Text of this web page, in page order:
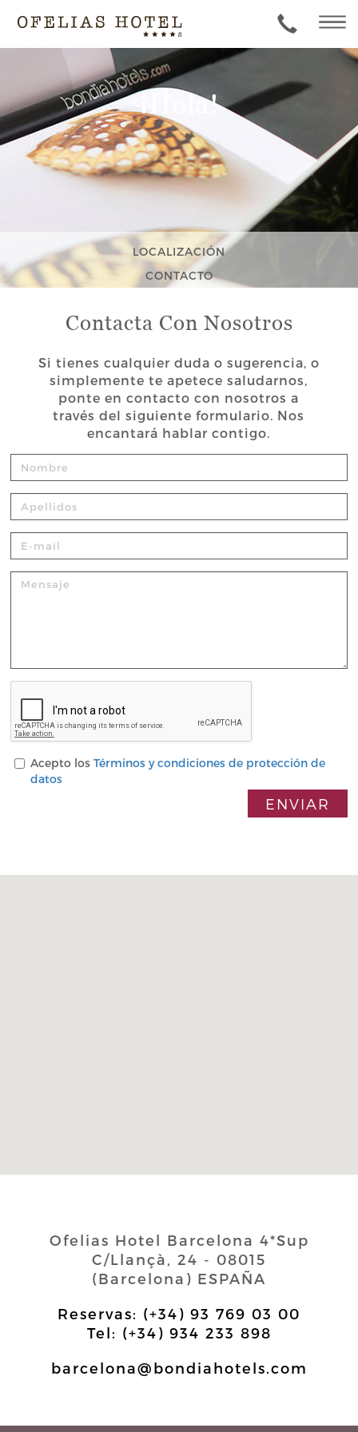
¡Hola!
LOCALIZACIÓN
CONTACTO
Contacta Con Nosotros
Si tienes cualquier duda o sugerencia, o
simplemente te apetece saludarnos,
ponte en contacto con nosotros a
través del siguiente formulario. Nos
encantará hablar contigo.
Acepto losTérminos y condiciones de protección de
datos
ENVIAR
Ofelias Hotel Barcelona 4*Sup
C/Llançà, 24 - 08015
(Barcelona) ESPAÑA
Reservas: (+34) 93 769 03 00
Tel: (+34) 934 233 898
barcelona@bondiahotels.com